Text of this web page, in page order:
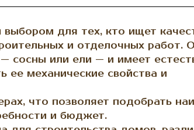
выбором для тех, кто ищет
и отделочных работ.
сосны или ели — и имеет
ее механические свойства и
что позволяет подобрать
и бюджет.